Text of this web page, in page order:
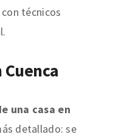
con técnicos
Cuenca
una casa en
detallado: se